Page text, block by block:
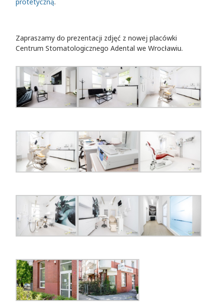
Zapraszamy do prezentacji zdjęć z nowej placówki
Centrum Stomatologicznego Adental we Wrocławiu.